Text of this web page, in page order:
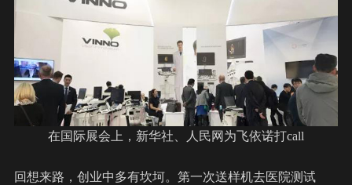
在国际展会上，新华社、人民网为飞依诺打call
回想来路，创业中多有坎坷。第一次送样机去医院测试